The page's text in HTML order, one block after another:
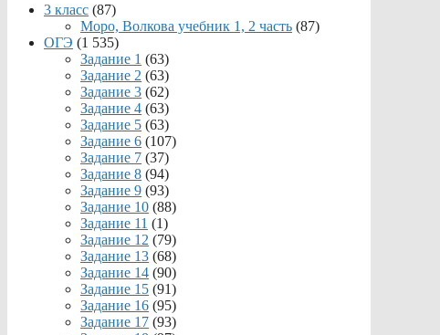
3 класс (87)
Моро, Волкова учебник 1, 2 часть (87)
ОГЭ (1 535)
Задание 1 (63)
Задание 2 (63)
Задание 3 (62)
Задание 4 (63)
Задание 5 (63)
Задание 6 (107)
Задание 7 (37)
Задание 8 (94)
Задание 9 (93)
Задание 10 (88)
Задание 11 (1)
Задание 12 (79)
Задание 13 (68)
Задание 14 (90)
Задание 15 (91)
Задание 16 (95)
Задание 17 (93)